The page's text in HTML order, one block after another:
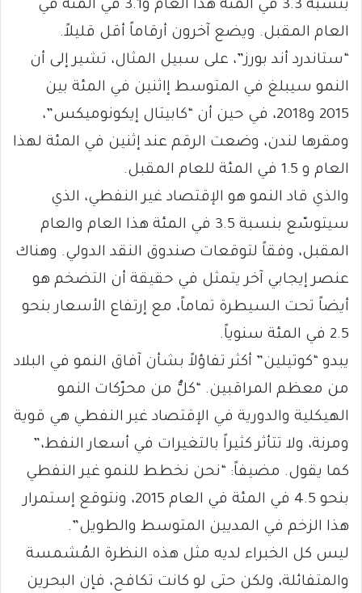
بنسبة 3.3 في المئة هذا العام و3.1 في المئة في
العام المقبل. ويضع آخرون أرقاماً أقل قليلاً.
“ستاندرد أند بورز”، على سبيل المثال، تشير إلى أن
النمو سيبلغ في المتوسط إاثنين في المئة بين
2015 و2018، في حين أن “كابيتال إيكونوميكس”،
ومقرها لندن، وضعت الرقم عند إثنين في المئة لهذا
العام و 1.5 في المئة للعام المقبل.
والذي قاد النمو هو الإقتصاد غير النفطي، الذي
سيتوسّع بنسبة 3.5 في المئة هذا العام والعام
المقبل، وفقاً لتوقعات صندوق النقد الدولي. وهناك
عنصر إيجابي آخر يتمثل في حقيقة أن التضخم هو
أيضاً تحت السيطرة تماماً، مع إرتفاع الأسعار بنحو
2.5 في المئة سنوياً.
يبدو “كوتيلين” أكثر تفاؤلاً بشأن آفاق النمو في البلاد
من معظم المراقبين. “كلٌّ من محرّكات النمو
الهيكلية والدورية في الإقتصاد غير النفطي هي قوية
ومرنة، ولا تتأثر كثيراً بالتغيرات في أسعار النفط،”
كما يقول. مضيفاً: “نحن نخطط للنمو غير النفطي
بنحو 4.5 في المئة في العام 2015، ونتوقع إستمرار
هذا الزخم في المديين المتوسط والطويل”.
ليس كل الخبراء لديه مثل هذه النظرة المُشمسة
والمتفائلة، ولكن حتى لو كانت تكافح، فإن البحرين